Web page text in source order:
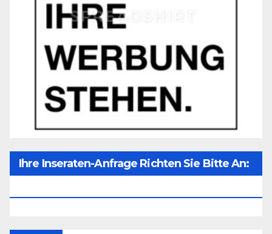
Ihre Inseraten-Anfrage Richten Sie Bitte An: